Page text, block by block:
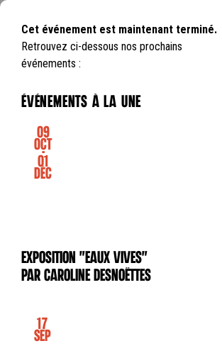
Cet événement est maintenant terminé.
Retrouvez ci-dessous nos prochains
événements :
événements à la une
EXPOSITION
09
Oct
-
01
Déc
Exposition "Eaux Vives"
par Caroline Desnoëttes
17
Sep
FAMILLE
Samedi12
.
10de 15:00à16:00
Tarif plein : 8 euros
Le Collège des Bernardins met
l’écoute de la musique à